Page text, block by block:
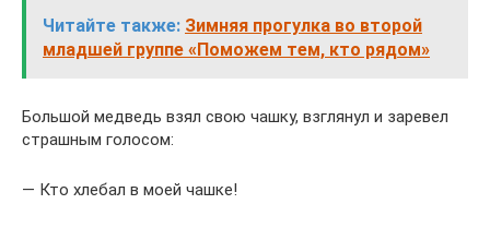
Читайте также: Зимняя прогулка во второй
младшей группе «Поможем тем, кто рядом»
Большой медведь взял свою чашку, взглянул и заревел
страшным голосом:
— Кто хлебал в моей чашке!